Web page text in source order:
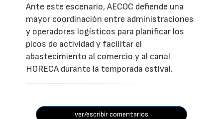
Ante este escenario, AECOC defiende una
mayor coordinación entre administraciones
y operadores logísticos para planificar los
picos de actividad y facilitar el
abastecimiento al comercio y al canal
HORECA durante la temporada estival.
ver/escribir comentarios